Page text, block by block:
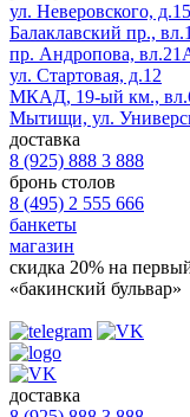
ул. Неверовского, д.15
Балаклавский пр.,
пр. Андропова,
ул. Стартовая, д.12
МКАД, 19-ый км.,
Мытищи, ул.
доставка
8 (925) 888 3 888
бронь столов
8 (495) 2 555 666
банкеты
магазин
скидка 20% на
«бакинский бульвар»
доставка